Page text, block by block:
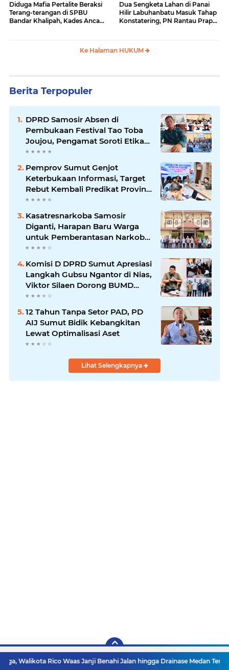
Diduga Mafia Pertalite Beraksi
Terang-terangan di SPBU
Bandar Khalipah, Kades Ancam
Dua Sengketa Lahan di Panai
Hilir Labuhanbatu Masuk Tahap
Konstatering, PN Rantau Prapat
Ke Halaman HUKUM
Berita Terpopuler
DPRD Samosir Absen di
Pembukaan Festival Tao Toba
Joujou, Pengamat Soroti Etika
Birokrasi Pemkab
Pemprov Sumut Genjot
Keterbukaan Informasi, Target
Rebut Kembali Predikat Provinsi
Informatif
Kasatresnarkoba Samosir
Diganti, Harapan Baru Warga
untuk Pemberantasan Narkoba
Menguat
Komisi D DPRD Sumut Apresiasi
Langkah Gubsu Ngantor di Nias,
Viktor Silaen Dorong BUMD
Kelola Rumput Laut
12 Tahun Tanpa Setor PAD, PD
AIJ Sumut Bidik Kebangkitan
Lewat Optimalisasi Aset
Lihat Selengkapnya
Waas Janji Benahi Jalan hingga Drainase Medan Tembung Wakil